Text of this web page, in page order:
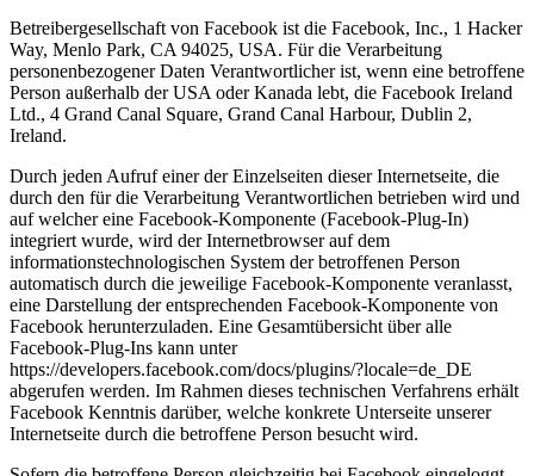
Betreibergesellschaft von Facebook ist die Facebook, Inc., 1 Hacker
Way, Menlo Park, CA 94025, USA. Für die Verarbeitung
personenbezogener Daten Verantwortlicher ist, wenn eine betroffene
Person außerhalb der USA oder Kanada lebt, die Facebook Ireland
Ltd., 4 Grand Canal Square, Grand Canal Harbour, Dublin 2,
Ireland.
Durch jeden Aufruf einer der Einzelseiten dieser Internetseite, die
durch den für die Verarbeitung Verantwortlichen betrieben wird und
auf welcher eine Facebook-Komponente (Facebook-Plug-In)
integriert wurde, wird der Internetbrowser auf dem
informationstechnologischen System der betroffenen Person
automatisch durch die jeweilige Facebook-Komponente veranlasst,
eine Darstellung der entsprechenden Facebook-Komponente von
Facebook herunterzuladen. Eine Gesamtübersicht über alle
Facebook-Plug-Ins kann unter
https://developers.facebook.com/docs/plugins/?locale=de_DE
abgerufen werden. Im Rahmen dieses technischen Verfahrens erhält
Facebook Kenntnis darüber, welche konkrete Unterseite unserer
Internetseite durch die betroffene Person besucht wird.